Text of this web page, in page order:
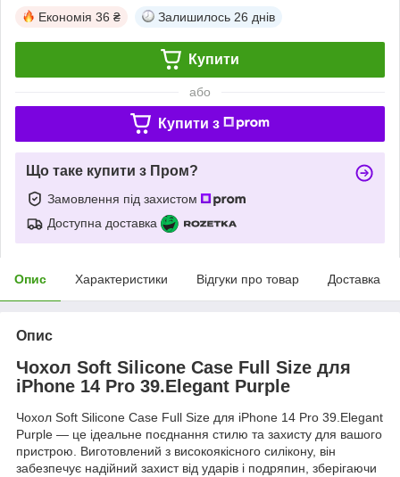
Економія 36 ₴ Залишилось 26 днів
Купити
або
Купити з
Що таке купити з Пром?
Замовлення під захистом
Доступна доставка
Опис Характеристики Відгуки про товар Доставка
Опис
Чохол Soft Silicone Case Full Size для
iPhone 14 Pro 39.Elegant Purple
Чохол Soft Silicone Case Full Size для iPhone 14 Pro 39.Elegant
Purple — це ідеальне поєднання стилю та захисту для вашого
пристрою. Виготовлений з високоякісного силікону, він
забезпечує надійний захист від ударів і подряпин, зберігаючи